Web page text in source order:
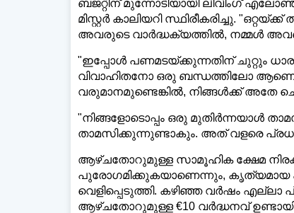
ബജറ്റിന് മുന്നോടിയായി ലിവിംഗ്
മിസ്റ്റർ കാലിയറി സ്ഥിരീകരിച്ചു.
അവരുടെ വാർദ്ധക്യത്തിൽ, നമ്മൾ
"ഇപ്പോൾ പണമടയ്ക്കുന്നതിന് ചുറ്റും
വിവാഹിതനോ ഒരു ബന്ധത്തിലോ
വരുമാനമുണ്ടെങ്കിൽ, നിങ്ങൾക്ക് അതേ
"നിങ്ങളോടൊപ്പം ഒരു മുതിർന്നയാൾ
താമസിക്കുന്നുണ്ടാകും. അത് വളരെ
ആഴ്ചതോറുമുള്ള സാമൂഹിക ക്ഷേമ
പുരോഗമിക്കുകയാണെന്നും, കൃത്യമായ
വെളിപ്പെടുത്തി. കഴിഞ്ഞ വർഷം
ആഴ്ചതോറുമുള്ള €10 വർദ്ധനവ് ഉണ്ടായി,